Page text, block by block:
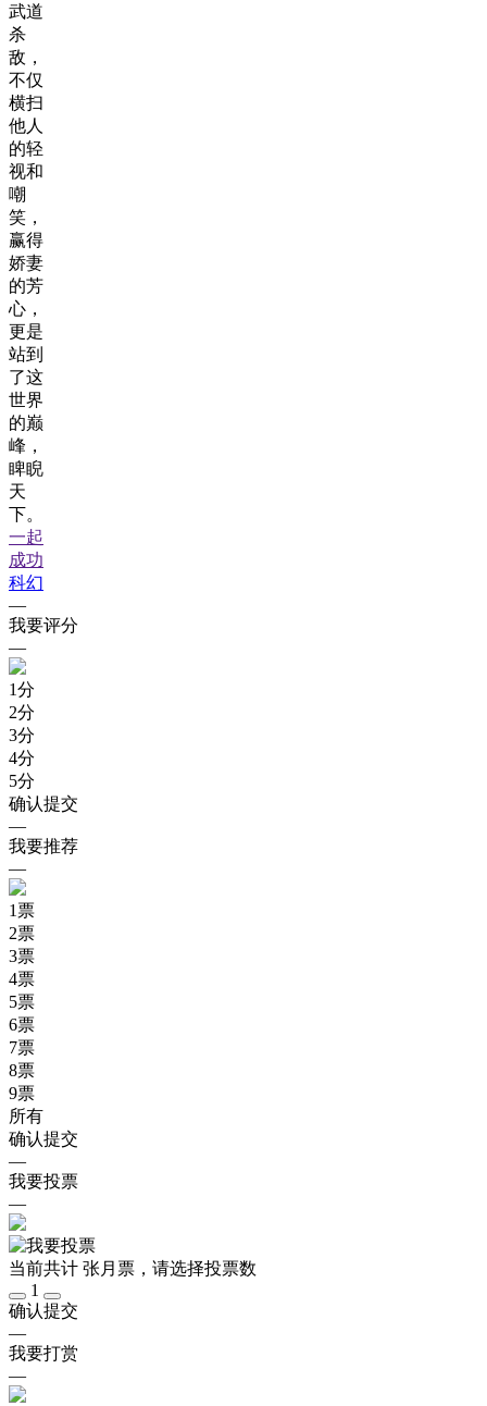
武道
杀
敌，
不仅
横扫
他人
的轻
视和
嘲
笑，
赢得
娇妻
的芳
心，
更是
站到
了这
世界
的巅
峰，
睥睨
天
下。
一起
成功
科幻
—
我要评分
—
1分
2分
3分
4分
5分
确认提交
—
我要推荐
—
1票
2票
3票
4票
5票
6票
7票
8票
9票
所有
确认提交
—
我要投票
—
当前共计 张月票，请选择投票数
1
确认提交
—
我要打赏
—